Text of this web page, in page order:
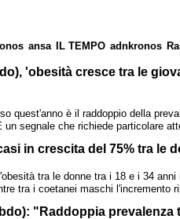
ansa IL TEMPO adnkronos
'obesità cresce tra le
quest'anno è il raddoppio della
segnale che richiede particolare
in crescita del 75% tra le
tra le donne tra i 18 e i 34
tra i coetanei maschi l'incremento
"Raddoppia